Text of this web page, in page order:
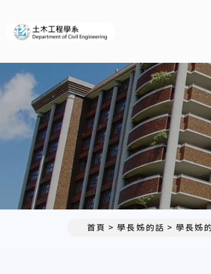
首頁 學長姊的話 學長姊